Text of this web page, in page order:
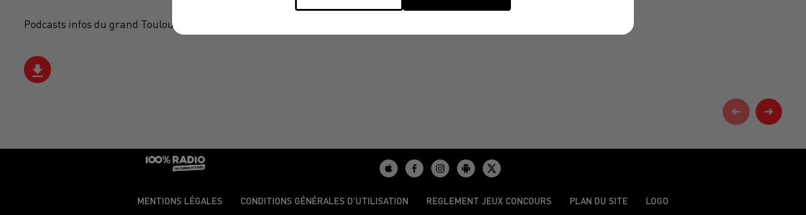
Podcasts infos du grand Toulouse
MENTIONS LÉGALES CONDITIONS GÉNÉRALES D’UTILISATION REGLEMENT JEUX CONCOURS PLAN DU SITE LOGO